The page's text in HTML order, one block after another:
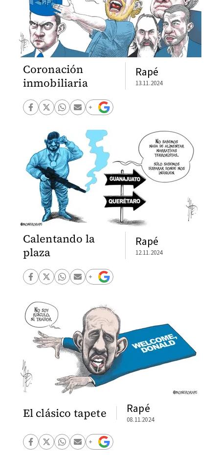
Coronación
inmobiliaria
Rapé
13.11.2024
Calentando la
plaza
Rapé
12.11.2024
El clásico tapete Rapé
08.11.2024